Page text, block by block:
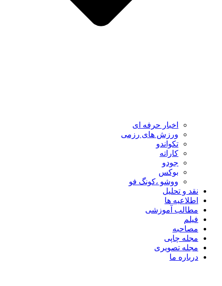
اخبار حرفه ای
ورزش های رزمی
تکواندو
کاراته
جودو
بوکس
ووشو ،کونگ فو
نقد و تحلیل
اطلاعیه ها
مطالب آموزشی
فیلم
مصاحبه
مجله چاپی
مجله تصویری
درباره ما